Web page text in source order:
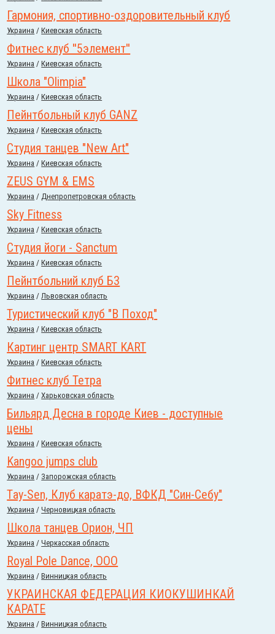
Гармония, спортивно-оздоровительный клуб
Украина /Киевская область
Фитнес клуб ''5элемент''
Украина /Киевская область
Школа "Olimpia"
Украина /Киевская область
Пейнтбольный клуб GANZ
Украина /Киевская область
Студия танцев "New Art"
Украина /Киевская область
ZEUS GYM & EMS
Украина /Днепропетровская область
Sky Fitness
Украина /Киевская область
Студия йоги - Sanctum
Украина /Киевская область
Пейнтбольний клуб Б3
Украина /Львовская область
Туристический клуб "В Поход"
Украина /Киевская область
Картинг центр SMART KART
Украина /Киевская область
Фитнес клуб Тетра
Украина /Харьковская область
Бильярд Десна в городе Киев - доступные
цены
Украина /Киевская область
Kangoo jumps club
Украина / Запорожская область
Тay-Sen, Клуб каратэ-до, ВФКД "Син-Себу"
Украина /Черновицкая область
Школа танцев Орион, ЧП
Украина /Черкасская область
Royal Pole Dance, ООО
Украина /Винницкая область
УКРАИНСКАЯ ФЕДЕРАЦИЯ КИОКУШИНКАЙ
КАРАТЕ
Украина /Винницкая область